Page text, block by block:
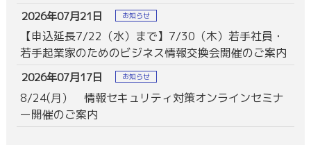
2026年07月21日 お知らせ
【申込延長7/22（水）まで】7/30（木）若手社員・
若手起業家のためのビジネス情報交換会開催のご案内
2026年07月17日 お知らせ
8/24(月） 情報セキュリティ対策オンラインセミナ
ー開催のご案内